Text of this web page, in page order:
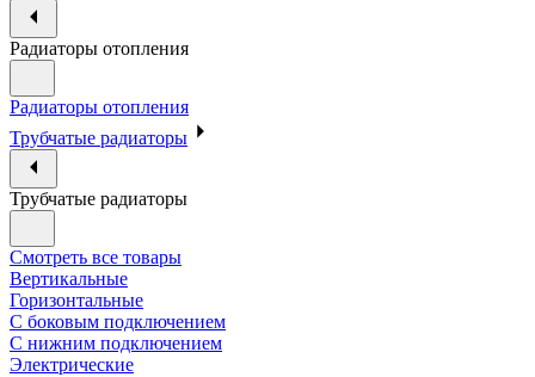
Радиаторы отопления
Радиаторы отопления
Трубчатые радиаторы
Трубчатые радиаторы
Смотреть все товары
Вертикальные
Горизонтальные
С боковым подключением
С нижним подключением
Электрические